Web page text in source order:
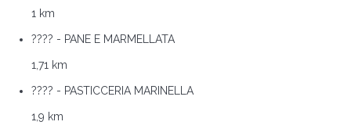
1 km
???? - PANE E MARMELLATA
1,71 km
???? - PASTICCERIA MARINELLA
1,9 km